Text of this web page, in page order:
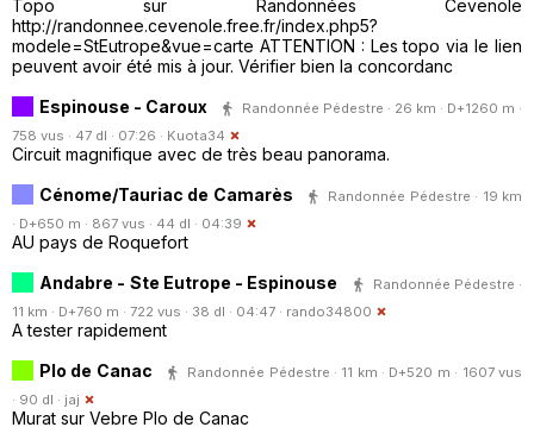
Topo sur Randonnées Cevenole
http://randonnee.cevenole.free.fr/index.php5?
modele=StEutrope&vue=carte ATTENTION : Les topo via le lien
peuvent avoir été mis à jour. Vérifier bien la concordanc
Espinouse - Caroux
Randonnée Pédestre · 26 km · D+1260 m ·
758 vus · 47 dl · 07:26 · Kuota34
Circuit magnifique avec de très beau panorama.
Cénome/Tauriac de Camarès
Randonnée Pédestre · 19 km
· D+650 m · 867 vus · 44 dl · 04:39
AU pays de Roquefort
Andabre - Ste Eutrope - Espinouse
Randonnée Pédestre ·
11 km · D+760 m · 722 vus · 38 dl · 04:47 · rando34800
A tester rapidement
Plo de Canac
Randonnée Pédestre · 11 km · D+520 m · 1607 vus
· 90 dl · jaj
Murat sur Vebre Plo de Canac